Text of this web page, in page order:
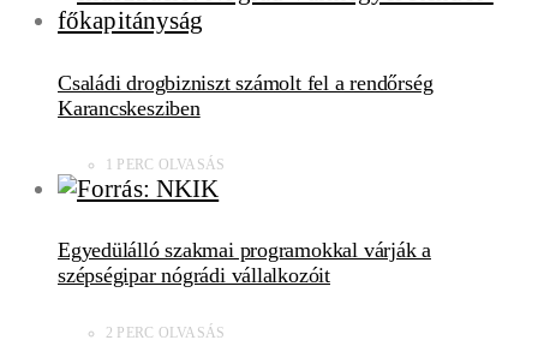
Családi drogbizniszt számolt fel a rendőrség
Karancskesziben
1 PERC OLVASÁS
Egyedülálló szakmai programokkal várják a
szépségipar nógrádi vállalkozóit
2 PERC OLVASÁS